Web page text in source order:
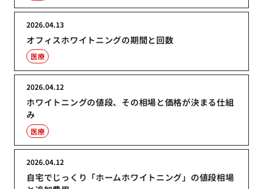
オフィスホワイトニングの期間と回数
2026.04.13
医療
ホワイトニングの値段、その相場と価格が決まる仕組
み
2026.04.12
医療
自宅でじっくり「ホームホワイトニング」の値段相場
2026.04.12